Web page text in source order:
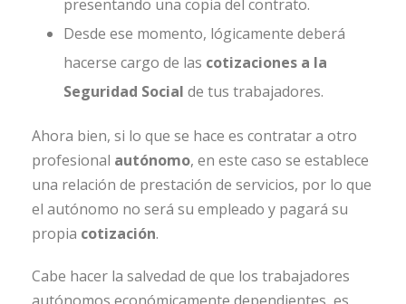
presentando una copia del contrato.
Desde ese momento, lógicamente deberá
hacerse cargo de las cotizaciones a la
Seguridad Social de tus trabajadores.
Ahora bien, si lo que se hace es contratar a otro
profesional autónomo, en este caso se establece
una relación de prestación de servicios, por lo que
el autónomo no será su empleado y pagará su
propia cotización.
Cabe hacer la salvedad de que los trabajadores